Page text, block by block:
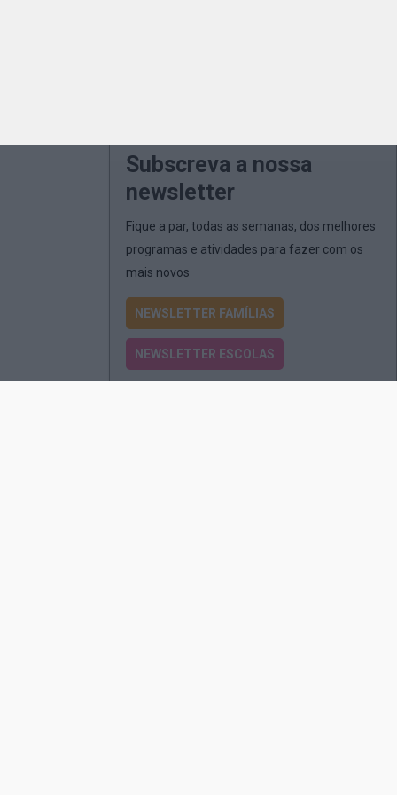
Subscreva a nossa
newsletter
Fique a par, todas as semanas, dos melhores
programas e atividades para fazer com os
mais novos
NEWSLETTER FAMÍLIAS
NEWSLETTER ESCOLAS